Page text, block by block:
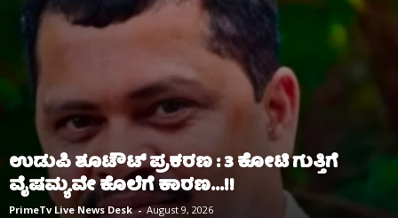
ಉಡುಪಿ ಶೂಟೌಟ್‌ ಪ್ರಕರಣ : 3 ಕೋಟಿ ಗುತ್ತಿಗೆ
ವೈಷಮ್ಯವೇ ಕೊಲೆಗೆ ಕಾರಣ…!!
PrimeTv Live News Desk - August 9, 2026